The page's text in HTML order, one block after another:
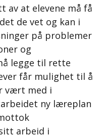
av at elevene må få
de vet og kan i
på problemer
og
legge til rette
får mulighet til å
vært med i
ny læreplan
arbeid i